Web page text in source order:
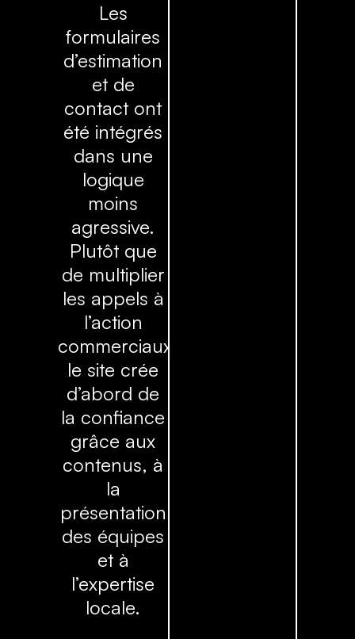
Les
formulaires
d’estimation
et de
contact ont
été intégrés
dans une
logique
moins
agressive.
Plutôt que
de multiplier
les appels à
l’action
commerciaux,
le site crée
d’abord de
la confiance
grâce aux
contenus, à
la
présentation
des équipes
et à
l’expertise
locale.